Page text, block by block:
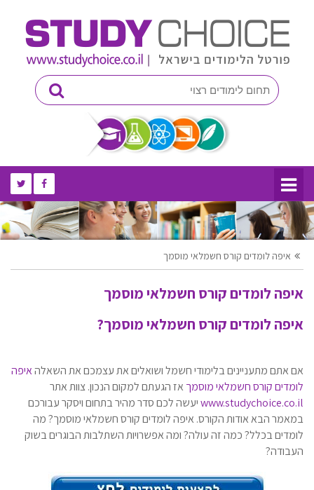
איפה לומדים קורס חשמלאי מוסמך
איפה לומדים קורס חשמלאי מוסמך
איפה לומדים קורס חשמלאי מוסמך?
אם אתם מתעניינים בלימודי חשמל ושואלים את עצמכם את השאלהאיפה
לומדים קורס חשמלאי מוסמך אז הגעתם למקום הנכון. צוות אתר
www.studychoice.co.ilיעשה לכם סדר מהיר בתחום ויסקר עבורכם
במאמר הבא אודות הקורס. איפה לומדים קורס חשמלאי מוסמך? מה
לומדים בכלל? כמה זה עולה? ומה אפשרויות השתלבות הבוגרים בשוק
העבודה?